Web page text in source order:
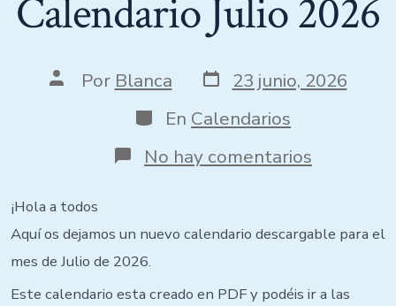
Calendario Julio 2026
Por Blanca
23 junio, 2026
En Calendarios
No hay comentarios
¡Hola a todos
Aquí os dejamos un nuevo calendario descargable para el
mes de Julio de 2026.
Este calendario esta creado en PDF y podéis ir a las